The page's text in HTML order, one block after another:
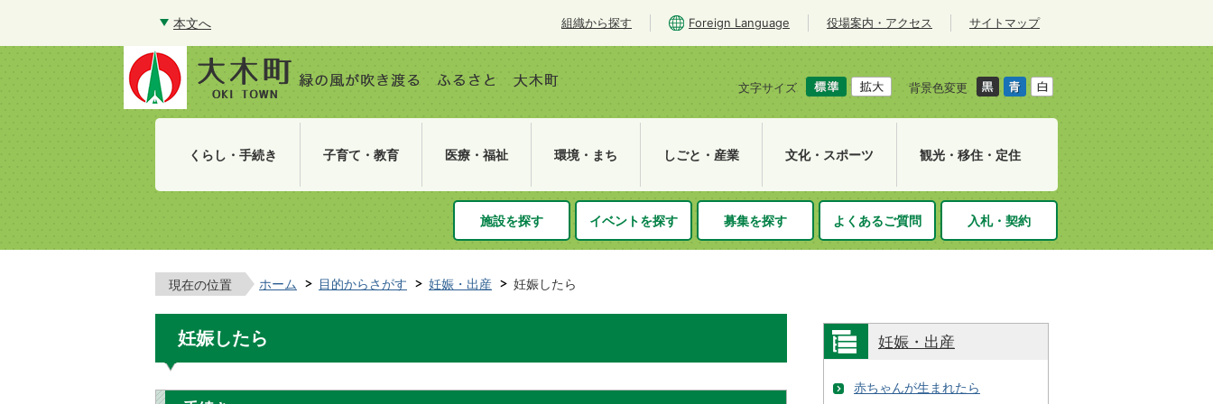
本文へ 組織から探す Foreign Language 役場案内・アクセス サイトマップ
文字サイズ 背景色変更
くらし・手続き 子育て・教育 医療・福祉 環境・まち しごと・産業 文化・スポーツ 観光・移住・定住
施設を探す イベントを探す 募集を探す よくあるご質問 入札・契約
現在の位置 ホーム 目的からさがす 妊娠・出産 妊娠したら
妊娠したら 妊娠・出産
赤ちゃんが生まれたら